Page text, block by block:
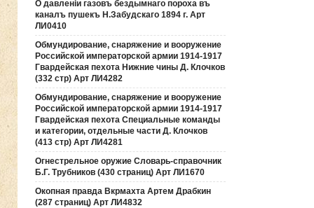
О давленiи газовъ бездымнаго пороха въ
каналъ пушекъ Н.Забудскаго 1894 г. Арт
ЛИ0410
Обмундирование, снаряжение и вооружение
Российской императорской армии 1914-1917
Гвардейская пехота Нижние чины Д. Клочков
(332 стр) Арт ЛИ4282
Обмундирование, снаряжение и вооружение
Российской императорской армии 1914-1917
Гвардейская пехота Специальные команды
и категории, отдельные части Д. Клочков
(413 стр) Арт ЛИ4281
Огнестрельное оружие Словарь-справочник
Б.Г. Трубников (430 страниц) Арт ЛИ1670
Окопная правда Вкрмахта Артем Драбкин
(287 страниц) Арт ЛИ4832